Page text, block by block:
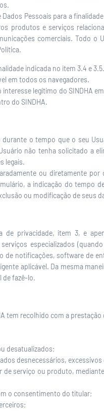
Pessoais para a
produtos e serviços
comerciais. Todo
indicada no item 3.4 e
em todos os navegadores.
interesse legítimo do SINDHA
do SINDHA.
durante o tempo que o seu
não tenha solicitado a
legais.
ou diretamente
a indicação do tempo
ou modificação de seus
privacidade, item 3, e
especializados
de notificações, software de
aplicável. Da mesma
de fazê-lo.
tem recolhido com a
desatualizados;
desnecessários,
de serviço ou produto,
o consentimento do titular;